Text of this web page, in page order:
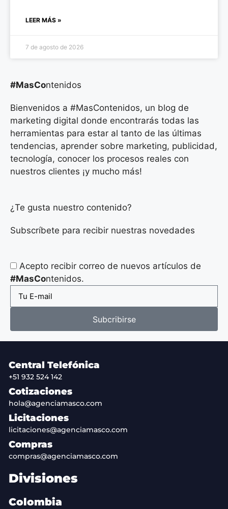
LEER MÁS »
7 de agosto de 2026
#MasContenidos
Bienvenidos a #MasContenidos, un blog de
marketing digital donde encontrarás todas las
herramientas para estar al tanto de las últimas
tendencias, aprender sobre marketing, publicidad,
tecnología, conocer los procesos reales con
nuestros clientes ¡y mucho más!
¿Te gusta nuestro contenido?
Subscríbete para recibir nuestras novedades
Acepto recibir correo de nuevos artículos de
#MasContenidos.
Subcribirse
Central Telefónica
+51 932 524 142
Cotizaciones
hola@agenciamasco.com
Licitaciones
licitaciones@agenciamasco.com
Compras
compras@agenciamasco.com
Divisiones
Colombia